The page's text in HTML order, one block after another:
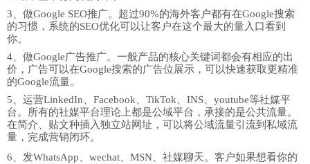
3、做Google SEO推广。超过90%的海外客户都有在Google搜索
的习惯，系统的SEO优化可以让客户在这个最大的量入口看到
你。
4、做Google广告推广。一般产品的核心关键词都会有相应的出
价，广告可以在Google搜索的广告位展示，可以快速获取更精准
的Google流量。
5、运营LinkedIn、Facebook、TikTok、INS、youtube等社媒平
台。所有的社媒平台理论上都是公域平台，承接的是公共流量。
在简介、贴文种插入独立站网址，可以将公域流量引流到私域流
量，完成营销闭环。
6、发WhatsApp、wechat、MSN、社媒聊天。客户如果想看你的